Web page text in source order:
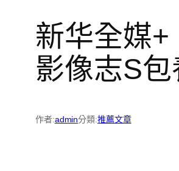
新华全媒
影像志S
作者:admin分類:推薦文章